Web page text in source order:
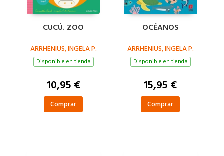
CUCÚ. ZOO
ARRHENIUS, INGELA P.
Disponible en tienda
10,95 €
Comprar
OCÉANOS
ARRHENIUS, INGELA P.
Disponible en tienda
15,95 €
Comprar